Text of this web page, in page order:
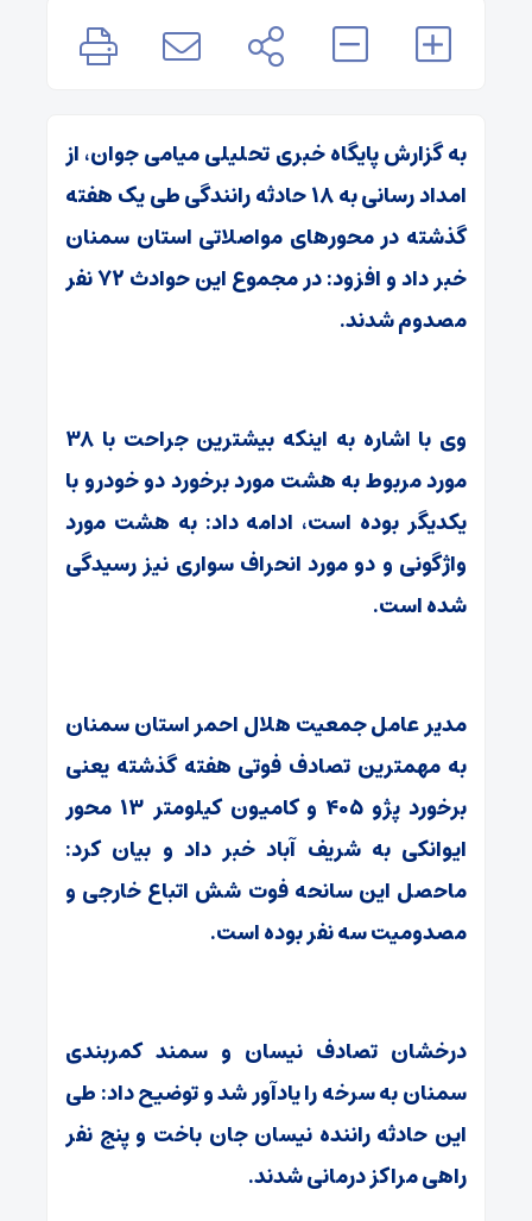
به گزارش پایگاه خبری تحلیلی میامی جوان، از
امداد رسانی به ۱۸ حادثه رانندگی طی یک هفته
گذشته در محورهای مواصلاتی استان سمنان
خبر داد و افزود: در مجموع این حوادث ۷۲ نفر
مصدوم شدند.
وی با اشاره به اینکه بیشترین جراحت با ۳۸
مورد مربوط به هشت مورد برخورد دو خودرو با
یکدیگر بوده است، ادامه داد: به هشت مورد
واژگونی و دو مورد انحراف سواری نیز رسیدگی
شده است.
مدیر عامل جمعیت هلال احمر استان سمنان
به مهمترین تصادف فوتی هفته گذشته یعنی
برخورد پژو ۴۰۵ و کامیون کیلومتر ۱۳ محور
ایوانکی به شریف آباد خبر داد و بیان کرد:
ماحصل این سانحه فوت شش اتباع خارجی و
مصدومیت سه نفر بوده است.
درخشان تصادف نیسان و سمند کمربندی
سمنان به سرخه را یادآور شد و توضیح داد: طی
این حادثه راننده نیسان جان باخت و پنج نفر
راهی مراکز درمانی شدند.